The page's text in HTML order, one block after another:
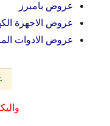
عروض بامبرز
عروض الاجهزة
عروض الادوات